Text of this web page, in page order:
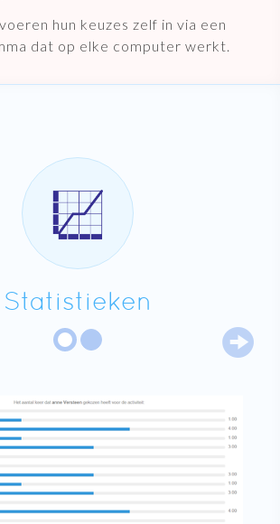
hun keuzes zelf in via een
dat op elke computer werkt.
Statistieken